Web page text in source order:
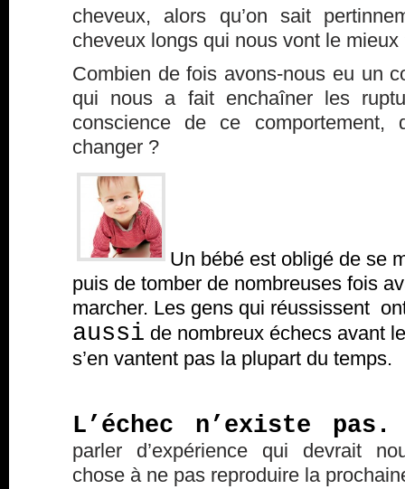
cheveux, alors qu’on sait
cheveux longs qui nous vont le mieux
Combien de fois avons-nous eu un
qui nous a fait enchaîner les
conscience de ce
changer ?
Un bébé est obligé de se
puis de tomber de nombreuses fois
marcher. Les gens qui réussissent
aussi de nombreux échecs avant
s’en vantent pas la plupart du temps.
L’échec n’existe
parler d’expérience qui devrait
chose à ne pas reproduire la